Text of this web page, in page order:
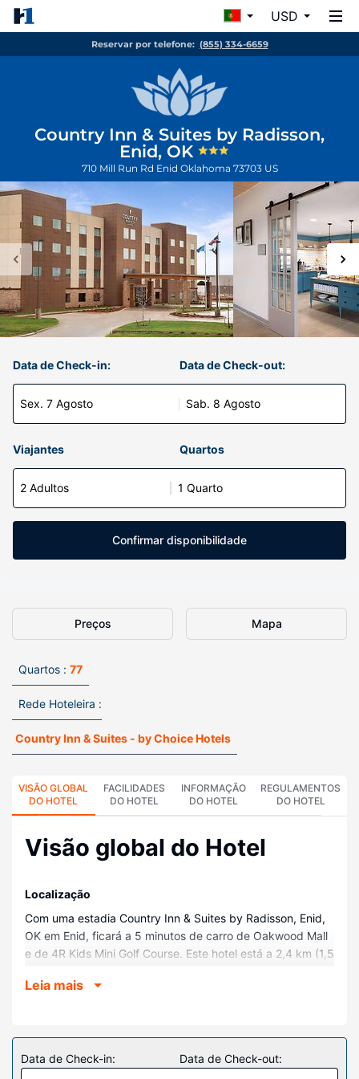
USD
Reservar por telefone: (855) 334-6659
Country Inn & Suites by Radisson,
Enid, OK
710 Mill Run Rd Enid Oklahoma 73703 US
Data de Check-in:
Sex. 7 Agosto
Data de Check-out:
Sab. 8 Agosto
Viajantes Quartos
2 Adultos 1 Quarto
Confirmar disponibilidade
Preços Mapa
Quartos : 77
Rede Hoteleira :
Country Inn & Suites - by Choice Hotels
VISÃO GLOBAL
DO HOTEL
FACILIDADES
DO HOTEL
INFORMAÇÃO
DO HOTEL
REGULAMENTOS
DO HOTEL
Visão global do Hotel
Localização
Com uma estadia Country Inn & Suites by Radisson, Enid,
OK em Enid, ficará a 5 minutos de carro de Oakwood Mall
e de 4R Kids Mini Golf Course. Este hotel está a 2,4 km (1,5
and Splash Pad.
Sinta-se em casa num dos 77 quartos com ar
condicionado, um frigorífico e um televisor de ecrã plano.
O acesso à internet sem fios permite-lhe estar sempre
Leia mais
Data de Check-in: Data de Check-out: